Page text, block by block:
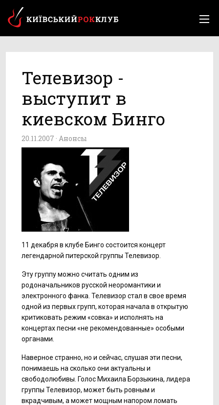
Телевизор -
выступит в
киевском Бинго
20.11.2007 · Анонсы
11 декабря в клубе Бинго состоится концерт
легендарной питерской группы Телевизор.
Эту группу можно считать одним из
родоначальников русской неоромантики и
электронного фанка. Телевизор стал в свое время
одной из первых групп, которая начала в открытую
критиковать режим «совка» и исполнять на
концертах песни «не рекомендованные» особыми
органами.
Наверное странно, но и сейчас, слушая эти песни,
понимаешь на сколько они актуальны и
свободолюбивы. Голос Михаила Борзыкина, лидера
группы Телевизор, может быть ровным и
вкрадчивым, а может мощным напором ломать